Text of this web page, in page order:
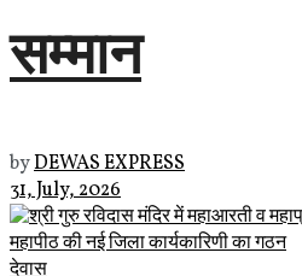
सम्मान
byDEWAS EXPRESS
31, July, 2026
देवास